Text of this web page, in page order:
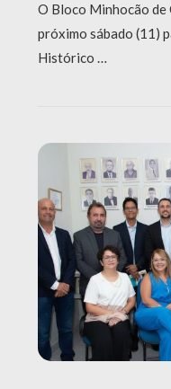
O Bloco Minhocão de
próximo sábado (11)
Histórico …